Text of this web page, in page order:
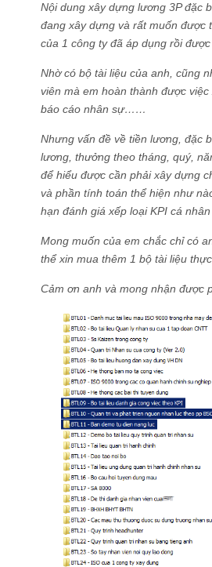
Nội dung xây dựng lương 3P đặc
đang xây dựng và rất muốn được
của 1 công ty đã áp dụng rồi được
Nhờ có bộ tài liệu của anh, cũng
viên mà em hoàn thành được
báo cáo nhân sự……
Nhưng vấn đề về tiền lương, đặc
lương, thưởng theo tháng, quý,
để hiểu được cần phải xây dựng
và phần tính toán thể hiện như
hạn đánh giá xếp loại KPI cá
Mong muốn của em chắc chỉ có
thể xin mua thêm 1 bộ tài liệu
Cảm ơn anh và mong nhận được